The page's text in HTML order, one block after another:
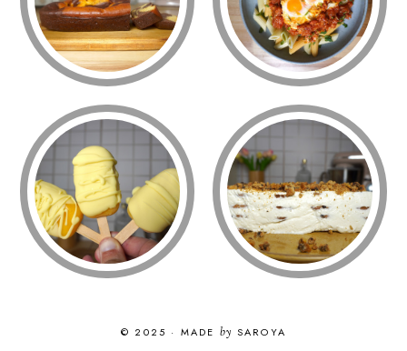
© 2025 · MADE by SAROYA